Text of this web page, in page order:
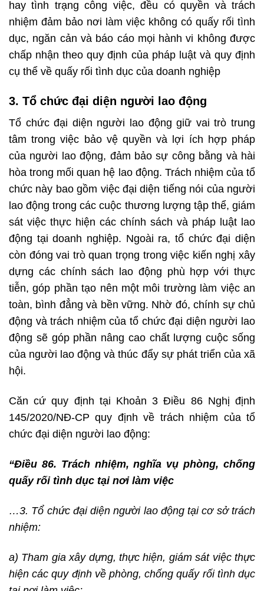
hay tình trạng công việc, đều có quyền và trách
nhiệm đảm bảo nơi làm việc không có quấy rối tình
dục, ngăn cản và báo cáo mọi hành vi không được
chấp nhận theo quy định của pháp luật và quy định
cụ thể về quấy rối tình dục của doanh nghiệp
3. Tổ chức đại diện người lao động
Tổ chức đại diện người lao động giữ vai trò trung
tâm trong việc bảo vệ quyền và lợi ích hợp pháp
của người lao động, đảm bảo sự công bằng và hài
hòa trong mối quan hệ lao động. Trách nhiệm của tổ
chức này bao gồm việc đại diện tiếng nói của người
lao động trong các cuộc thương lượng tập thể, giám
sát việc thực hiện các chính sách và pháp luật lao
động tại doanh nghiệp. Ngoài ra, tổ chức đại diện
còn đóng vai trò quan trọng trong việc kiến nghị xây
dựng các chính sách lao động phù hợp với thực
tiễn, góp phần tạo nên một môi trường làm việc an
toàn, bình đẳng và bền vững. Nhờ đó, chính sự chủ
động và trách nhiệm của tổ chức đại diện người lao
động sẽ góp phần nâng cao chất lượng cuộc sống
của người lao động và thúc đẩy sự phát triển của xã
hội.
Căn cứ quy định tại Khoản 3 Điều 86 Nghị định
145/2020/NĐ-CP quy định về trách nhiệm của tổ
chức đại diện người lao động:
“Điều 86. Trách nhiệm, nghĩa vụ phòng, chống
quấy rối tình dục tại nơi làm việc
…3. Tổ chức đại diện người lao động tại cơ sở trách
nhiệm:
a) Tham gia xây dựng, thực hiện, giám sát việc thực
hiện các quy định về phòng, chống quấy rối tình dục